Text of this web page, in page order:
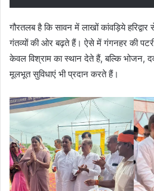
गौरतलब है कि सावन में लाखों कांवड़िये
गंतव्यों की ओर बढ़ते हैं। ऐसे में गंगनहर की
केवल विश्राम का स्थान देते हैं, बल्कि भोजन,
मूलभूत सुविधाएं भी प्रदान करते हैं।